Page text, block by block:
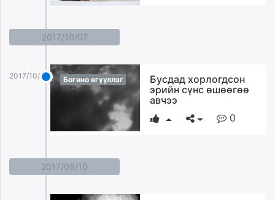
2017/10/07
2017/10/07 Богино өгүүллэг
Бусдад хорлогдсон
эрийн сүнс өшөөгөө
авчээ
0
2017/09/10